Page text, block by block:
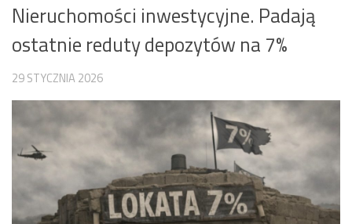
Nieruchomości inwestycyjne. Padają
ostatnie reduty depozytów na 7%
29 STYCZNIA 2026